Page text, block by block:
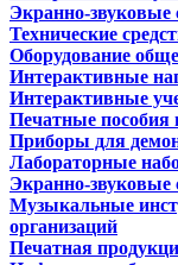
Экранно-звуковые
Технические
Оборудование
Интерактивные
Интерактивные
Печатные пособия
Приборы для
Лабораторные
Экранно-звуковые
Музыкальные
организаций
Печатная